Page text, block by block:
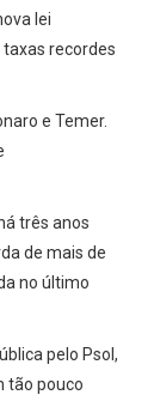
lei
recordes
e Temer.
três anos
de mais de
no último
pelo Psol,
tão pouco